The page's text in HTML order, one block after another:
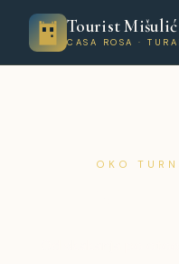
Tourist Mišulić
CASA ROSA ·
OKO